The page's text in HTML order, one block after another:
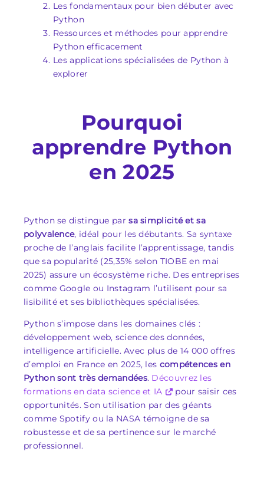
Les fondamentaux pour bien débuter avec
Python
Ressources et méthodes pour apprendre
Python efficacement
Les applications spécialisées de Python à
explorer
Pourquoi
apprendre Python
en 2025
Python se distingue par sa simplicité et sa
polyvalence, idéal pour les débutants. Sa syntaxe
proche de l’anglais facilite l’apprentissage, tandis
que sa popularité (25,35% selon TIOBE en mai
2025) assure un écosystème riche. Des entreprises
comme Google ou Instagram l’utilisent pour sa
lisibilité et ses bibliothèques spécialisées.
Python s’impose dans les domaines clés :
développement web, science des données,
intelligence artificielle. Avec plus de 14 000 offres
d’emploi en France en 2025, les compétences en
Python sont très demandées. Découvrez les
formations en data science et IA
pour saisir ces
opportunités. Son utilisation par des géants
comme Spotify ou la NASA témoigne de sa
robustesse et de sa pertinence sur le marché
professionnel.